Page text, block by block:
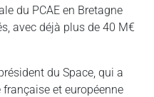
du PCAE en Bretagne
avec déjà plus de 40 M€
du Space, qui a
française et européenne